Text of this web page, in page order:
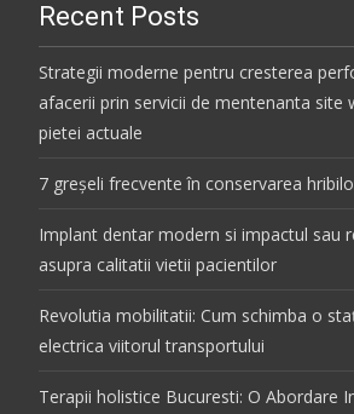
Recent Posts
Strategii moderne pentru cresterea
afacerii prin servicii de mentenanta site
pietei actuale
7 greșeli frecvente în conservarea
Implant dentar modern si impactul sau
asupra calitatii vietii pacientilor
Revolutia mobilitatii: Cum schimba o
electrica viitorul transportului
Terapii holistice Bucuresti: O Abordare